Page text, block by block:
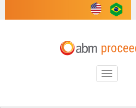
Toggle
navigation